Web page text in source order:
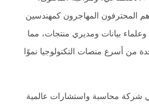
المحترفون المهاجرون كمهندسين
بيانات ومديري منتجات، مما
من أسرع منصات التكنولوجيا نموًا
محاسبة واستشارات عالمية